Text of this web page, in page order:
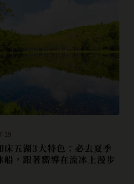
19
床五湖3大特色：必去夏季
船，跟著嚮導在流冰上漫步